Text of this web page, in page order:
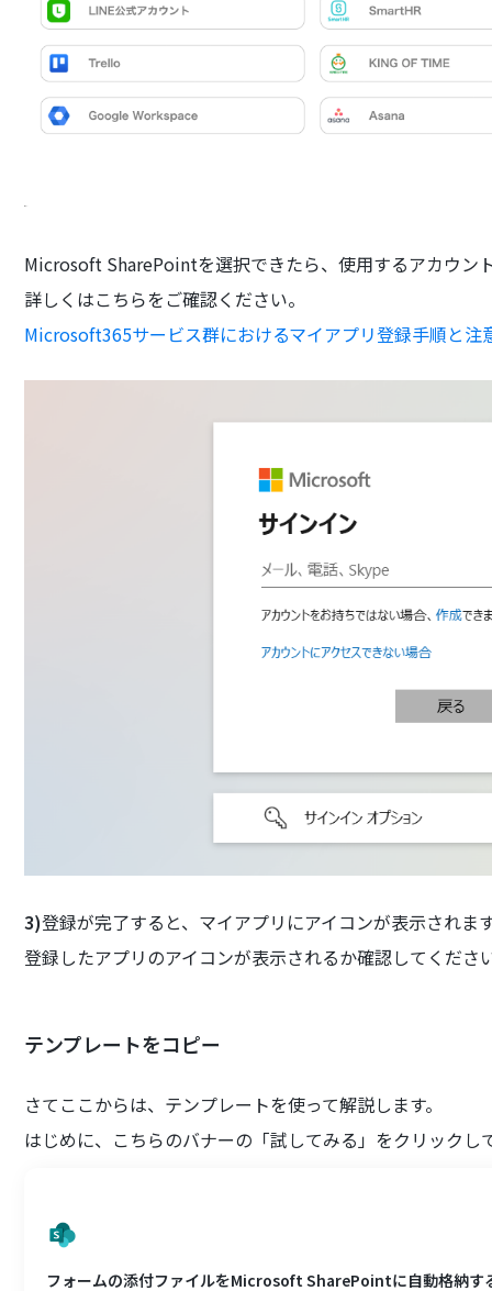
Microsoft SharePointを選択できたら、使用するアカウン
詳しくはこちらをご確認ください。
Microsoft365サービス群におけるマイアプリ登録手順と注
3)登録が完了すると、マイアプリにアイコンが表示されま
登録したアプリのアイコンが表示されるか確認してくださ
テンプレートをコピー
さてここからは、テンプレートを使って解説します。
はじめに、こちらのバナーの「試してみる」をクリックし
フォームの添付ファイルをMicrosoft SharePointに自動格納す